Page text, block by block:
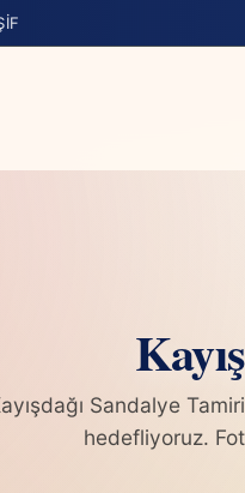
Sandalye
hedefliyoruz.